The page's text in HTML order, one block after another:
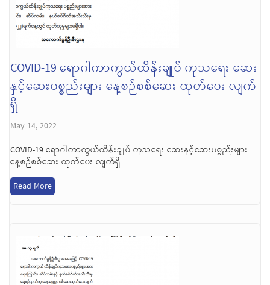
COVID-19 ရောဂါကာကွယ်ထိန်းချုပ် ကုသရေး ဆေး
နှင့်ဆေးပစ္စည်းများ နေ့စဉ်စစ်ဆေး ထုတ်ပေး လျက်
ရှိ
May 14, 2022
COVID-19 ရောဂါကာကွယ်ထိန်းချုပ် ကုသရေး ဆေးနှင့်ဆေးပစ္စည်းများ
နေ့စဉ်စစ်ဆေး ထုတ်ပေး လျက်ရှိ
Read More